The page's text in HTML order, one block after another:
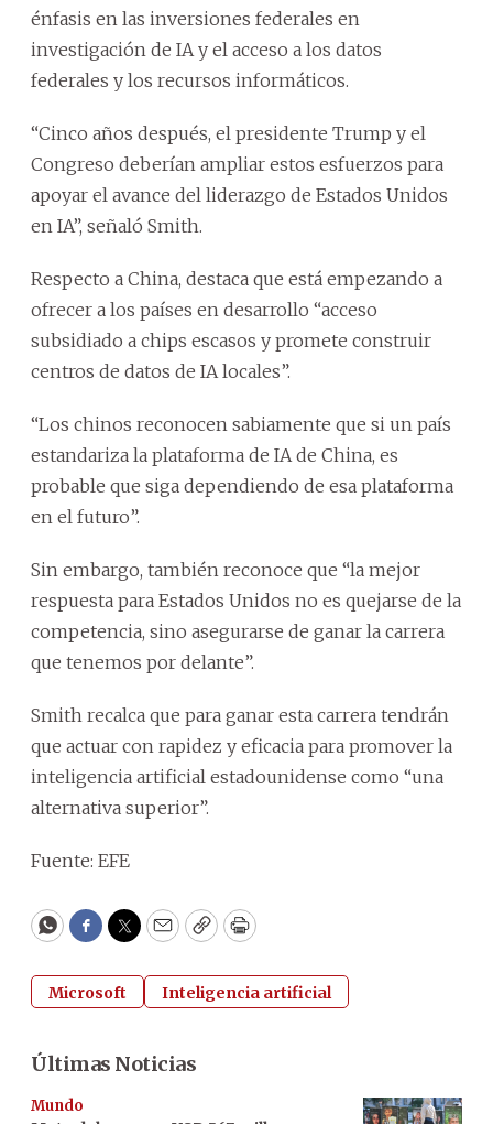
énfasis en las inversiones federales en
investigación de IA y el acceso a los datos
federales y los recursos informáticos.
“Cinco años después, el presidente Trump y el
Congreso deberían ampliar estos esfuerzos para
apoyar el avance del liderazgo de Estados Unidos
en IA”, señaló Smith.
Respecto a China, destaca que está empezando a
ofrecer a los países en desarrollo “acceso
subsidiado a chips escasos y promete construir
centros de datos de IA locales”.
“Los chinos reconocen sabiamente que si un país
estandariza la plataforma de IA de China, es
probable que siga dependiendo de esa plataforma
en el futuro”.
Sin embargo, también reconoce que “la mejor
respuesta para Estados Unidos no es quejarse de la
competencia, sino asegurarse de ganar la carrera
que tenemos por delante”.
Smith recalca que para ganar esta carrera tendrán
que actuar con rapidez y eficacia para promover la
inteligencia artificial estadounidense como “una
alternativa superior”.
Fuente: EFE
WhatsApp
Facebook
Twitter
EmailCopyPrint
Microsoft Inteligencia artificial
Últimas Noticias
Mundo